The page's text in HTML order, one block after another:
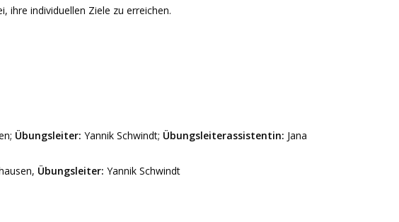
ihre individuellen Ziele zu erreichen.
Übungsleiter: Yannik Schwindt; Übungsleiterassistentin: Jana
Übungsleiter: Yannik Schwindt